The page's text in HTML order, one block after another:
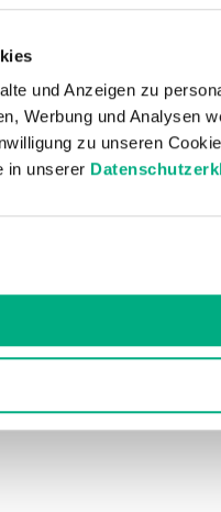
und Anzeigen zu
Werbung und Analysen
zu unseren
in unserer